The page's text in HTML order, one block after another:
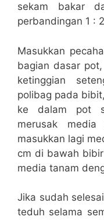
sekam bakar
perbandingan 1 :
Masukkan
bagian dasar
ketinggian
polibag pada
ke dalam pot
merusak
masukkan lagi
cm di bawah
media tanam
Jika sudah
teduh selama